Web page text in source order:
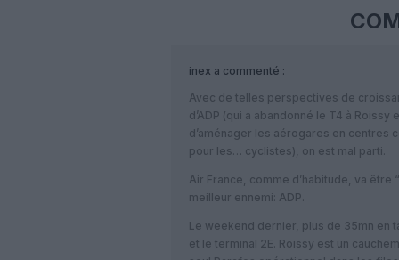
inex a commenté :
Avec de telles perspectives de
d’ADP (qui a abandonné le T4 à
d’aménager les aérogares en centres
pour les… cyclistes), on est mal parti.
Air France, comme d’habitude, va
meilleur ennemi: ADP.
Le weekend dernier, plus de 35mn en
et le terminal 2E. Roissy est un